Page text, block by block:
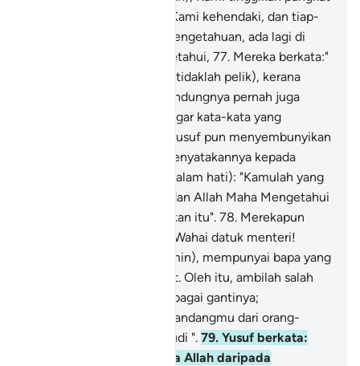
kedudukan sesiapa yang Kami kehendaki, dan tiap-
tiap orang yang berilmu pengetahuan, ada lagi di
atasnya yang lebih mengetahui, 77. Mereka berkata:"
Kalau dia mencuri, maka (tidaklah pelik), kerana
sesungguhnya saudara kandungnya pernah juga
mencuri dahulu. (Mendengar kata-kata yang
menyinggung itu) maka Yusuf pun menyembunyikan
perasaannya, dan tidak menyatakannya kepada
mereka, sambil berkata (dalam hati): "Kamulah yang
lebih buruk keadaannya; dan Allah Maha Mengetahui
akan apa yang kamu katakan itu". 78. Merekapun
merayu dengan berkata: "Wahai datuk menteri!
Sesungguhnya ia (Bunyamin), mempunyai bapa yang
sudah tua, lagi berpangkat. Oleh itu, ambilah salah
seorang di antara kami sebagai gantinya;
sesungguhnya kami memandangmu dari orang-
orang yang sentiasa berbudi ". 79. Yusuf berkata:
"Kami berlindung kepada Allah daripada